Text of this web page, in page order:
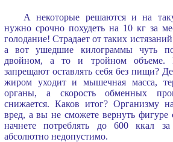
А некоторые решаются и на
нужно срочно похудеть на 10 кг за
голодание! Страдает от таких
а вот ушедшие килограммы чуть
двойном, а то и тройном объеме.
запрещают оставлять себя без пищи?
жиром уходит и мышечная масса,
органы, а скорость обменных
снижается. Каков итог? Организму
вред, а вы не сможете вернуть фигуре
начнете потреблять до 600 ккал
абсолютно недопустимо.